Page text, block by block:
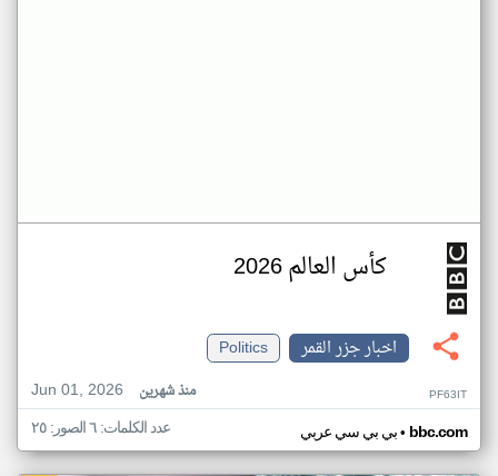
كأس العالم 2026
اخبار جزر القمر
Politics
Jun 01, 2026
منذ شهرين PF63IT
بي بي سي عربي• bbc.com عدد الكلمات: ٦ الصور: ٢٥